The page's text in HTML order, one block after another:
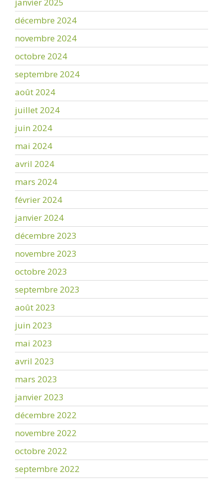
décembre 2024
novembre 2024
octobre 2024
septembre 2024
août 2024
juillet 2024
juin 2024
mai 2024
avril 2024
mars 2024
février 2024
janvier 2024
décembre 2023
novembre 2023
octobre 2023
septembre 2023
août 2023
juin 2023
mai 2023
avril 2023
mars 2023
janvier 2023
décembre 2022
novembre 2022
octobre 2022
septembre 2022